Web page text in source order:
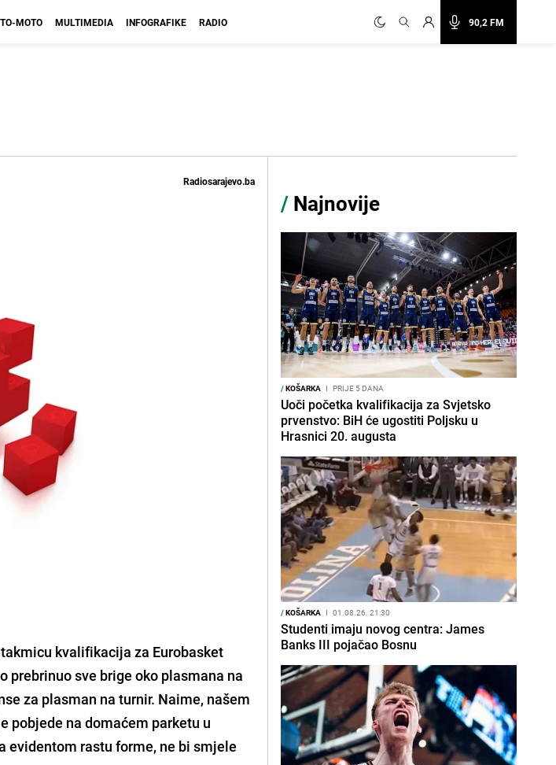
90,2 FM
MOTO MULTIMEDIA INFOGRAFIKE RADIO
Radiosarajevo.ba
kvalifikacija za Eurobasket
prebrinuo sve brige oko plasmana na
za plasman na turnir. Naime, našem
pobjede na domaćem parketu u
evidentom rastu forme, ne bi smjele
/ Najnovije
/KOŠARKA I PRIJE 5 DANA
Uoči početka kvalifikacija za Svjetsko
prvenstvo: BiH će ugostiti Poljsku u
Hrasnici 20. augusta
/KOŠARKA I 01.08.26. 21:30
Studenti imaju novog centra: James
Banks III pojačao Bosnu